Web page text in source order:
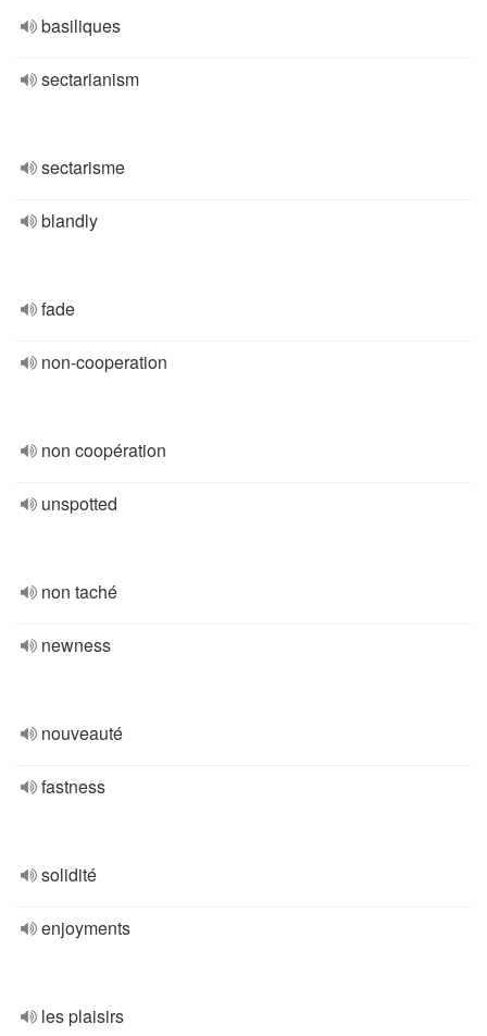
basiliques
sectarianism
sectarisme
blandly
fade
non-cooperation
non coopération
unspotted
non taché
newness
nouveauté
fastness
solidité
enjoyments
les plaisirs